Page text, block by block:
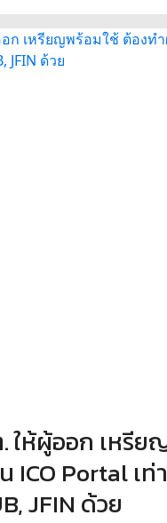
ให้ผู้ออก เหรีย
ICO Portal เท่
JFIN ด้วย